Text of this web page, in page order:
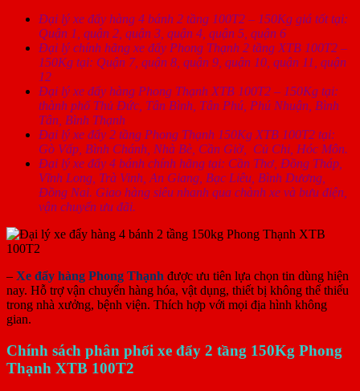
Đại lý xe đẩy hàng 4 bánh 2 tầng 100T2 – 150Kg giá tốt tại:
Quận 1, quận 2, quận 3, quận 4, quận 5, quận 6
Đại lý chính hãng xe đẩy Phong Thạnh 2 tầng XTB 100T2 –
150Kg tại: Quận 7, quận 8, quận 9, quận 10, quận 11, quận
12
Đại lý xe đẩy hàng Phong Thạnh XTB 100T2 – 150Kg tại:
thành phố Thủ Đức, Tân Bình, Tân Phú, Phú Nhuận, Bình
Tân, Bình Thạnh
Đại lý xe đẩy 2 tầng Phong Thạnh 150Kg XTB 100T2 tại:
Gò Vấp, Bình Chánh, Nhà Bè, Cần Giờ, Củ Chi, Hóc Môn.
Đại lý xe đẩy 4 bánh chính hãng tại: Cần Thơ, Đồng Tháp,
Vĩnh Long, Trà Vinh, An Giang, Bạc Liêu, Bình Dương,
Đồng Nai. Giao hàng siêu nhanh qua chành xe và bưu điện,
vận chuyển ưu đãi.
– Xe đẩy hàng Phong Thạnh được ưu tiên lựa chọn tin dùng hiện
nay. Hỗ trợ vận chuyển hàng hóa, vật dụng, thiết bị không thể thiếu
trong nhà xưởng, bệnh viện. Thích hợp với mọi địa hình không
gian.
Chính sách phân phối xe đẩy 2 tầng 150Kg Phong
Thạnh XTB 100T2